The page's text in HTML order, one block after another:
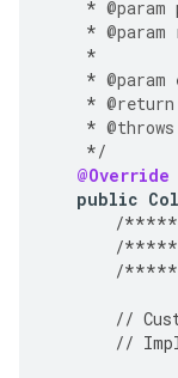
* @param
* @param
*
* @param
* @return
* @throws
*/
@Override
public
/
/
/
//
//